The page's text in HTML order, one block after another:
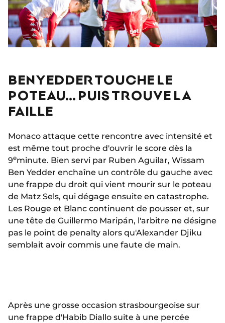
BEN YEDDER TOUCHE LE
POTEAU… PUIS TROUVE LA
FAILLE
Monaco attaque cette rencontre avec intensité et
est même tout proche d'ouvrir le score dès la
9eminute. Bien servi par Ruben Aguilar, Wissam
Ben Yedder enchaîne un contrôle du gauche avec
une frappe du droit qui vient mourir sur le poteau
de Matz Sels, qui dégage ensuite en catastrophe.
Les Rouge et Blanc continuent de pousser et, sur
une tête de Guillermo Maripán, l'arbitre ne désigne
pas le point de penalty alors qu'Alexander Djiku
semblait avoir commis une faute de main.
Après une grosse occasion strasbourgeoise sur
une frappe d'Habib Diallo suite à une percée